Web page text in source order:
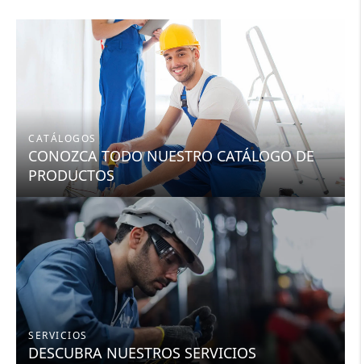
CATÁLOGOS
CONOZCA TODO NUESTRO CATÁLOGO DE
PRODUCTOS
SERVICIOS
DESCUBRA NUESTROS SERVICIOS